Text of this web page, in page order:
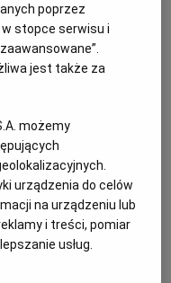
i tłuszczu, za to
jest doskonałym
nie tylko weganie
i dobrze
jednocześnie
a mało kalorii.
białko – 24,01 g;
45,47 g
poprzez
stopce serwisu i
jest także za
możemy
urządzenia do celów
na urządzeniu lub
i treści, pomiar
usług.